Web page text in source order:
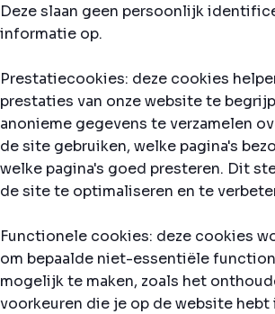
Deze slaan geen persoonlijk
informatie op.
Prestatiecookies: deze cookies
prestaties van onze website te
anonieme gegevens te verzamelen
de site gebruiken, welke pagina's
welke pagina's goed presteren. Dit
de site te optimaliseren en te
Functionele cookies: deze cookies
om bepaalde niet-essentiële
mogelijk te maken, zoals het
voorkeuren die je op de website